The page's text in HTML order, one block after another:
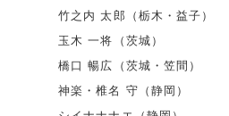
竹之内 太郎（栃木・益子）
玉木 一将（茨城）
橋口 暢広（茨城・笠間）
神楽・椎名 守（静岡）